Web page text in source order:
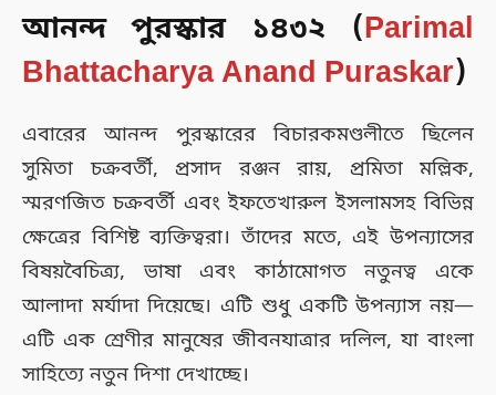
আনন্দ পুরস্কার ১৪৩২ (Parimal
Bhattacharya Anand Puraskar)
এবারের আনন্দ পুরস্কারের বিচারকমণ্ডলীতে ছিলেন
সুমিতা চক্রবর্তী, প্রসাদ রঞ্জন রায়, প্রমিতা মল্লিক,
স্মরণজিত চক্রবর্তী এবং ইফতেখারুল ইসলামসহ বিভিন্ন
ক্ষেত্রের বিশিষ্ট ব্যক্তিত্বরা। তাঁদের মতে, এই উপন্যাসের
বিষয়বৈচিত্র্য, ভাষা এবং কাঠামোগত নতুনত্ব একে
আলাদা মর্যাদা দিয়েছে। এটি শুধু একটি উপন্যাস নয়—
এটি এক শ্রেণীর মানুষের জীবনযাত্রার দলিল, যা বাংলা
সাহিত্যে নতুন দিশা দেখাচ্ছে।